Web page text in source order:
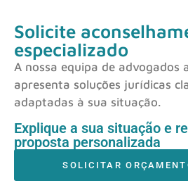
Solicite
especializado
A nossa equipa de advogados
apresenta soluções jurídicas
adaptadas à sua situação.
Explique a sua situação e
proposta personalizada
SOLICITAR